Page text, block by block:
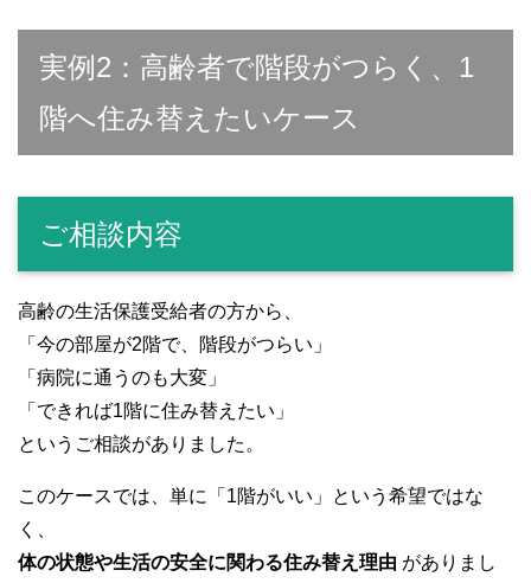
実例2：高齢者で階段がつらく、1
階へ住み替えたいケース
ご相談内容
高齢の生活保護受給者の方から、
「今の部屋が2階で、階段がつらい」
「病院に通うのも大変」
「できれば1階に住み替えたい」
というご相談がありました。
このケースでは、単に「1階がいい」という希望ではな
く、
体の状態や生活の安全に関わる住み替え理由 がありまし